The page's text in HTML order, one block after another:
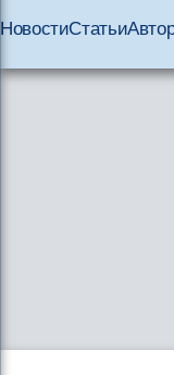
НовостиСтатьи